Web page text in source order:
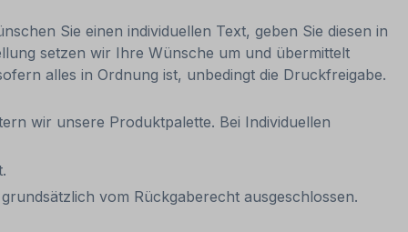
Sie einen individuellen Text, geben Sie diesen in
setzen wir Ihre Wünsche um und übermittelt
alles in Ordnung ist, unbedingt die Druckfreigabe.
wir unsere Produktpalette. Bei Individuellen
vom Rückgaberecht ausgeschlossen.